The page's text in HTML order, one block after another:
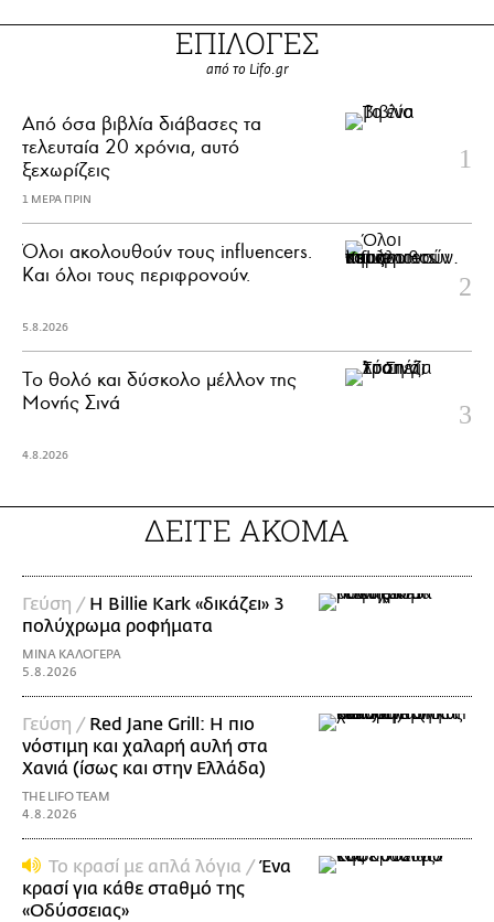
ΕΠΙΛΟΓΕΣ
από το Lifo.gr
Από όσα βιβλία διάβασες τα
τελευταία 20 χρόνια, αυτό
ξεχωρίζεις
1 ΜΕΡΑ ΠΡΙΝ
Όλοι ακολουθούν τους influencers.
Και όλοι τους περιφρονούν.
5.8.2026
Το θολό και δύσκολο μέλλον της
Μονής Σινά
4.8.2026
ΔΕΙΤΕ ΑΚΟΜΑ
Γεύση / H Billie Kark «δικάζει» 3
πολύχρωμα ροφήματα
ΜΙΝΑ ΚΑΛΟΓΕΡΑ
5.8.2026
Γεύση / Red Jane Grill: Η πιο
νόστιμη και χαλαρή αυλή στα
Χανιά (ίσως και στην Ελλάδα)
THE LIFO TEAM
4.8.2026
Το κρασί με απλά λόγια /Ένα
κρασί για κάθε σταθμό της
«Οδύσσειας»